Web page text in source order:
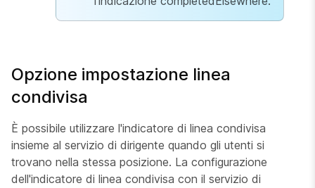
Opzione impostazione linea
condivisa
È possibile utilizzare l'indicatore di linea condivisa
insieme al servizio di dirigente quando gli utenti si
trovano nella stessa posizione. La configurazione
dell'indicatore di linea condivisa con il servizio di